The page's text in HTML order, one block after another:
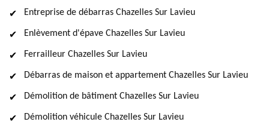
Entreprise de débarras Chazelles Sur Lavieu
Enlèvement d'épave Chazelles Sur Lavieu
Ferrailleur Chazelles Sur Lavieu
Débarras de maison et appartement Chazelles Sur Lavieu
Démolition de bâtiment Chazelles Sur Lavieu
Démolition véhicule Chazelles Sur Lavieu